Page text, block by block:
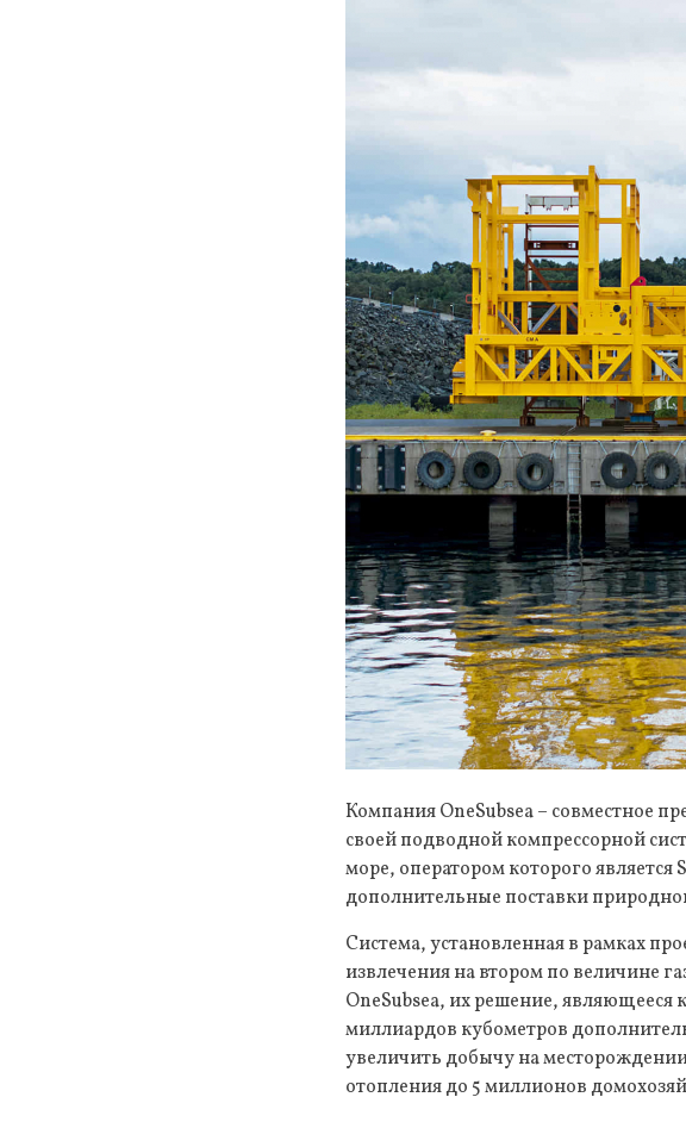
Компания OneSubsea – совместное
своей подводной компрессорной
море, оператором которого
дополнительные поставки
Система, установленная в рамках
извлечения на втором по величине
OneSubsea, их решение,
миллиардов кубометров
увеличить добычу на
отопления до 5 миллионов